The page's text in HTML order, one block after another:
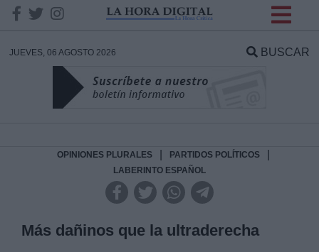
JUEVES, 06 AGOSTO 2026 BUSCAR
OPINIONES PLURALES PARTIDOS POLÍTICOS
LABERINTO ESPAÑOL
Más dañinos que la ultraderecha
DATOS
Responsable: